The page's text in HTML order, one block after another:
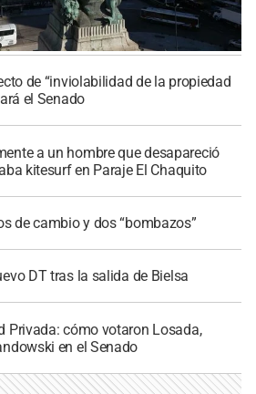
de “inviolabilidad de la propiedad
el Senado
a un hombre que desapareció
kitesurf en Paraje El Chaquito
de cambio y dos “bombazos”
DT tras la salida de Bielsa
Privada: cómo votaron Losada,
en el Senado